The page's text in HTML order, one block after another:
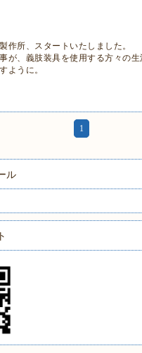
作所、スタートいたしました。
が、義肢装具を使用する方々の
ように。
1
ル